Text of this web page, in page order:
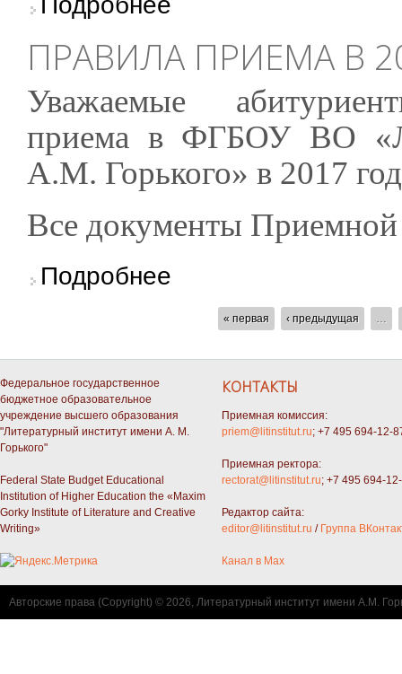
ПРАВИЛА ПРИЕМА В
Уважаемые
приема в ФГБОУ ВО
А.М. Горького» в 2017
Все документы Приемной
Подробнее
« первая ‹ предыдущая
Федеральное государственное
бюджетное образовательное
учреждение высшего образования
"Литературный институт имени А. М.
Горького"
Federal State Budget Educational
Institution of Higher Education the «Maxim
Gorky Institute of Literature and Creative
Writing»
КОНТАКТЫ
Приемная комиссия:
priem@litinstitut.ru; +7 495 694-12-
Приемная ректора:
rectorat@litinstitut.ru; +7 495 694-
Редактор сайта:
editor@litinstitut.ru / Группа
Канал в Max
Авторские права (Copyright) © 2026, Литературный институт имени А.М.